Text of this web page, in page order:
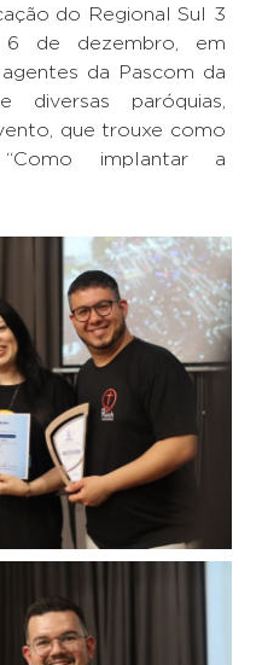
do Regional Sul 3
de dezembro, em
da Pascom da
diversas paróquias,
que trouxe como
implantar a